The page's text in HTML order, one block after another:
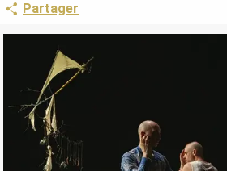
Partager